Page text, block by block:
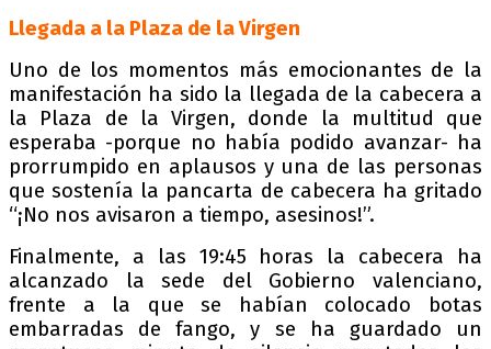
Llegada a la Plaza de la Virgen
Uno de los momentos más emocionantes de la
manifestación ha sido la llegada de la cabecera a
la Plaza de la Virgen, donde la multitud que
esperaba -porque no había podido avanzar- ha
prorrumpido en aplausos y una de las personas
que sostenía la pancarta de cabecera ha gritado
“¡No nos avisaron a tiempo, asesinos!”.
Finalmente, a las 19:45 horas la cabecera ha
alcanzado la sede del Gobierno valenciano,
frente a la que se habían colocado botas
embarradas de fango, y se ha guardado un